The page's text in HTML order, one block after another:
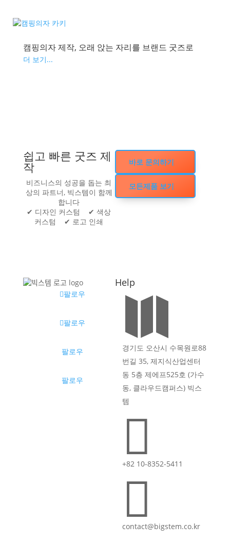
캠핑의자 제작, 오래 앉는 자리를 브랜드 굿즈로
더 보기...
쉽고 빠른 굿즈 제
작
비즈니스의 성공을 돕는 최
상의 파트너, 빅스템이 함께
합니다
✔ 디자인 커스텀 ✔ 색상
커스텀 ✔ 로고 인쇄
바로 문의하기
모든제품 보기
팔로우
팔로우
팔로우
팔로우
Help

경기도 오산시 수목원로88
번길 35, 제지식산업센터
동 5층 제에프525호 (가수
동, 클라우드캠퍼스) 빅스
템

+82 10-8352-5411

contact@bigstem.co.kr